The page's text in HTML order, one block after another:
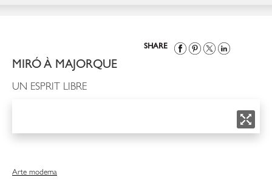
SHARE
MIRÓ À MAJORQUE
UN ESPRIT LIBRE
Arte moderna